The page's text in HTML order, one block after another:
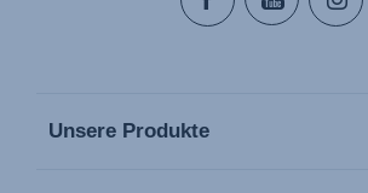
Unsere Produkte